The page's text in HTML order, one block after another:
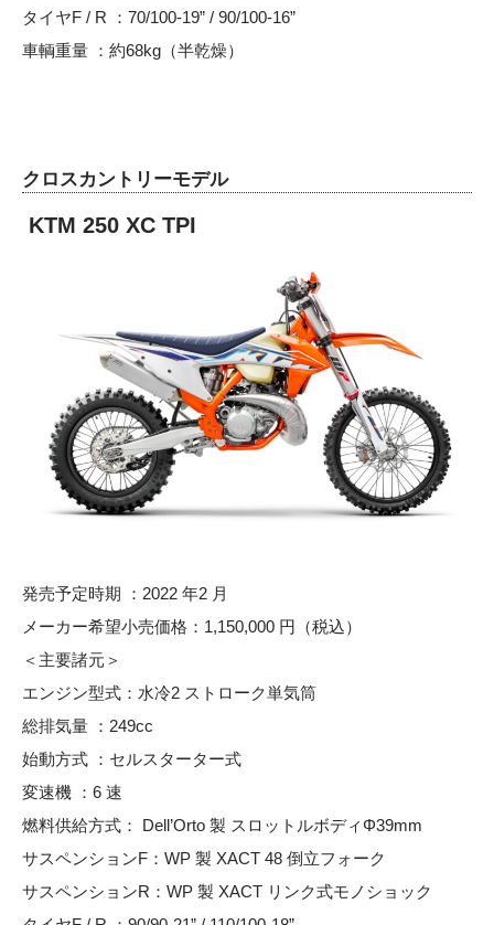
タイヤF / R ：70/100-19” / 90/100-16”
車輌重量 ：約68kg（半乾燥）
クロスカントリーモデル
KTM 250 XC TPI
発売予定時期 ：2022 年2 月
メーカー希望小売価格：1,150,000 円（税込）
＜主要諸元＞
エンジン型式：水冷2 ストローク単気筒
総排気量 ：249cc
始動方式 ：セルスターター式
変速機 ：6 速
燃料供給方式： Dell’Orto 製 スロットルボディΦ39mm
サスペンションF：WP 製 XACT 48 倒立フォーク
サスペンションR：WP 製 XACT リンク式モノショック